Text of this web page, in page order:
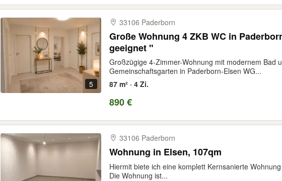
5
33106 Paderborn
Große Wohnung 4 ZKB WC in
geeignet "
Großzügige 4-Zimmer-Wohnung mit modernem Bad
Gemeinschaftsgarten in Paderborn-Elsen WG...
87 m² · 4 Zi.
890 €
33106 Paderborn
Wohnung in Elsen, 107qm
Hiermit biete ich eine komplett Kernsanierte
Die Wohnung ist...